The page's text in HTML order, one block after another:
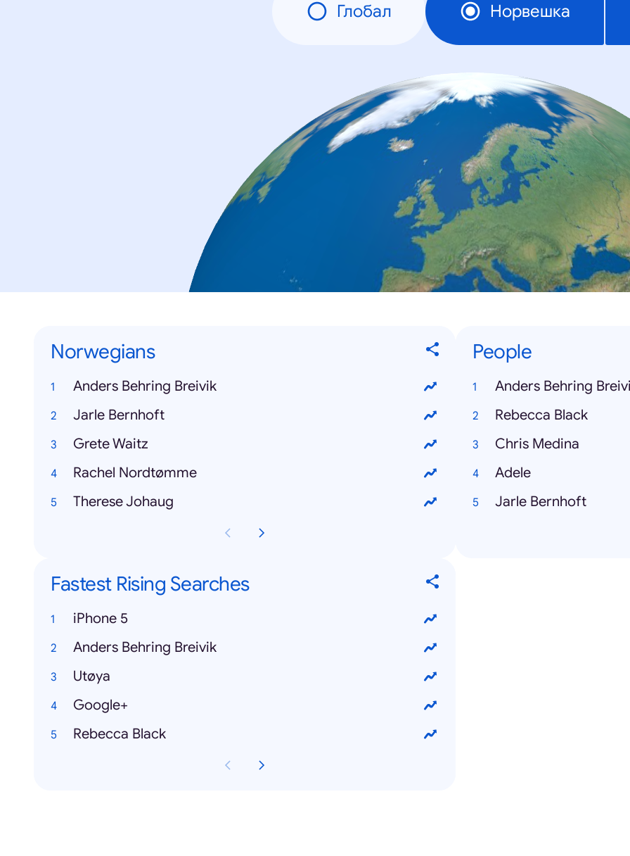
Глобал Норвешка
Norwegians
Anders Behring Breivik
Jarle Bernhoft
Grete Waitz
Rachel Nordtømme
Therese Johaug
People
Anders Behring
Rebecca Black
Chris Medina
Adele
Jarle Bernhoft
Fastest Rising Searches
iPhone 5
Anders Behring Breivik
Utøya
Google+
Rebecca Black